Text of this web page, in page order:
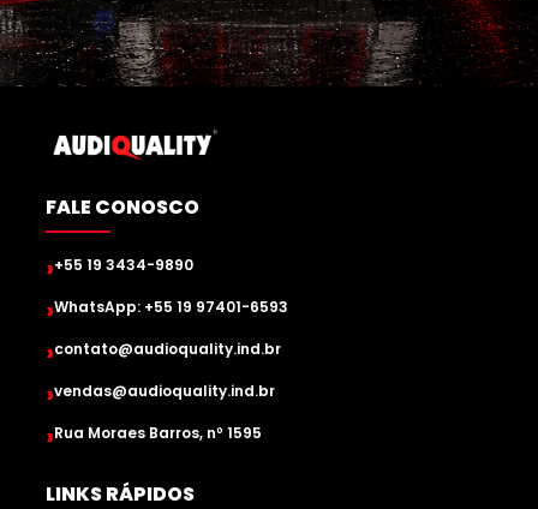
FALE CONOSCO
›+55 19 3434-9890
›WhatsApp: +55 19 97401-6593
›contato@audioquality.ind.br
›vendas@audioquality.ind.br
›Rua Moraes Barros, nº 1595
LINKS RÁPIDOS